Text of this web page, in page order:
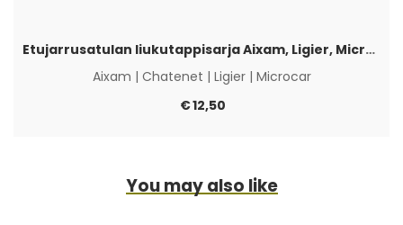
Etujarrusatulan liukutappisarja Aixam, Ligier, Microcar & Chatenet
Aixam | Chatenet | Ligier| Microcar
€12,50
You may also like